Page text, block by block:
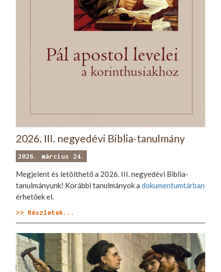
2026. III. negyedévi Biblia-tanulmány
2026. március 24.
Megjelent és letölthető a 2026. III. negyedévi Biblia-
tanulmányunk! Korábbi tanulmányok adokumentumtárban
érhetőek el.
>> Részletek...